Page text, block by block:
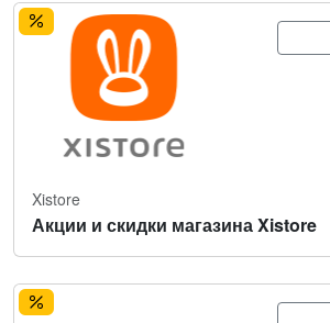
Xistore
Акции и скидки магазина Xistore